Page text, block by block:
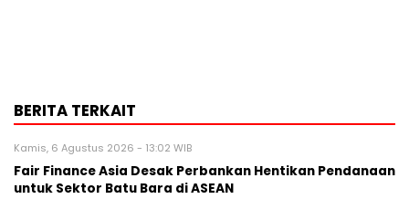
BERITA TERKAIT
Kamis, 6 Agustus 2026 - 13:02 WIB
Fair Finance Asia Desak Perbankan Hentikan Pendanaan
untuk Sektor Batu Bara di ASEAN